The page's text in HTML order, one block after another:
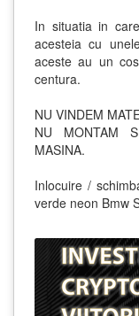
In situatia in
acesteia cu
aceste au un
centura.
NU VINDEM
NU MONTAM
MASINA.
Inlocuire /
verde neon Bmw